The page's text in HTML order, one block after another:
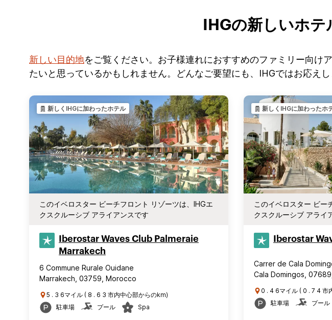
IHGの新しいホ
新しい目的地をご覧ください。お子様連れにおすすめのファミリー向け
たいと思っているかもしれません。どんなご要望にも、IHGではお応えし
新しくIHGに加わったホテル
このイベロスター ビーチフロント リゾーツは、IHGエ
クスクルーシブ アライアンスです
Iberostar Waves Club Palmeraie
Marrakech
6 Commune Rurale Ouidane
Marrakech, 03759, Morocco
5 . 3 6マイル ( 8 . 6 3 市内中心部からのkm)
駐車場
プール Spa
新しくIHGに加わったホ
このイベロスター ビー
クスクルーシブ アライ
Iberostar
Carrer de Cala
Cala Domingos,
0 . 4 6マイル ( 0 . 7 4 市
駐車場
プール